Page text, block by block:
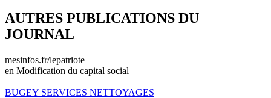
AUTRES PUBLICATIONS DU
JOURNAL
mesinfos.fr/lepatriote
en Modification du capital social
BUGEY SERVICES NETTOYAGES